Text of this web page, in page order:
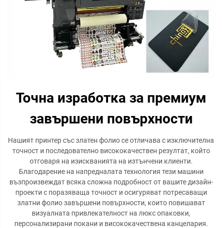
Точна изработка за премиум
завършени повърхности
Нашият принтер със златен фолио се отличава с изключителна
точност и последователно висококачествен резултат, който
отговаря на изискванията на изтънчени клиенти.
Благодарение на напредналата технология тези машини
възпроизвеждат всяка сложна подробност от вашите дизайн-
проекти с поразяваща точност и осигуряват потресаващи
златни фолио завършени повърхности, които повишават
визуалната привлекателност на люкс опаковки,
персонализирани покани и висококачествена канцелария.